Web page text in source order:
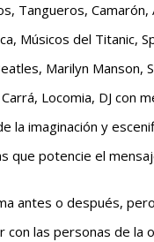
Tangueros,
Músicos del Titanic,
Marilyn Manson,
Locomia, DJ con
la imaginación y
que potencie el
antes o después,
las personas de la